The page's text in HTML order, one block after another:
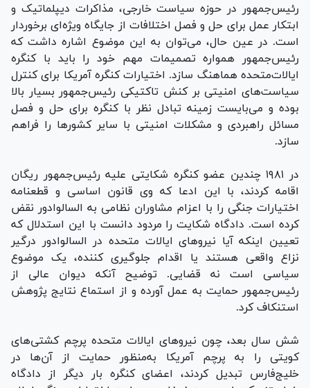
رئیس‌جمهور در حوزه سیاست خارجی، مذاکرات دیپلماتیک و
ابتکار عمل برای حل و فصل اختلافات از جایگاه ویژه‌ای برخوردار
است. در عین حال، می‌توان به این موضوع اشاره داشت که
رئیس‌جمهور همواره تصمیمات مهم خود را باید با کنگره
ایالات‌متحده هماهنگ سازد. اختیارات کنگره آمریکا برای کنترل
سیاست‌های امنیتی بر کنش تاکتیکی رئیس‌جمهور بسیار بالا
بوده و می‌بایست زمینه تبادل نظر با کنگره برای حل و فصل
مسائل راهبردی و مشکلات امنیتی با سایر کشور‌ها را فراهم
سازد.
در ۱۹۸۱ چندین عضو کنگره شکایتی علیه رئیس‌جمهور ریگان
اقامه کردند، با این ادعا که وی قانون اساسی و قطعنامه
اختیارات جنگی را با اعزام مشاوران نظامی به السالوادور نقض
کرده است. دادگاه شکایت را مردود دانست با این استدلال که
تعیین اینکه آیا نیرو‌های ایالات متحده در السالوادور درگیر
نزاع واقعی هستند یا اقدام جلوگیری کننده، یک موضوع
سیاسی است نه قضایی. توضیح آنکه دیوان عالی از
رئیس‌جمهور حمایت به عمل آورده و از استماع نتایج پژوهش
استنکاف کرد.
شش سال بعد، چون نیرو‌های ایالات متحده پرچم کشتی‌های
کویتی را به پرچم آمریکا به‌منظور حمایت از آن‌ها در
خلیج‌فارس تبدیل کردند، اعضای کنگره بار دیگر از دادگاه